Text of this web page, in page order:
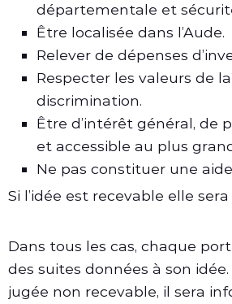
départementale et
Être localisée dans l’Aude.
Relever de dépenses
Respecter les valeurs de
discrimination.
Être d’intérêt général, de
et accessible au plus
Ne pas constituer une
Si l’idée est recevable elle
Dans tous les cas, chaque
des suites données à son
jugée non recevable, il sera